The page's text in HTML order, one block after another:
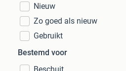
Nieuw
Zo goed als nieuw
Gebruikt
Bestemd voor